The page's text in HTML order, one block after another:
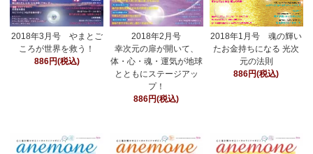
2018年3月号 やまとご
ころが世界を救う！
886円(税込)
2018年2月号
幸次元の扉が開いて、
体・心・魂・運気が地球
とともにステージアッ
プ！
886円(税込)
2018年1月号 魂の輝い
たお金持ちになる 光次
元の法則
886円(税込)